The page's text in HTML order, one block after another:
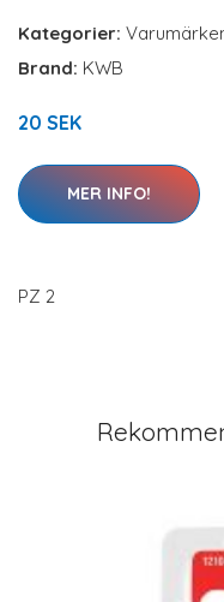
Kategorier:
Brand: KWB
20 SEK
MER INFO!
PZ 2